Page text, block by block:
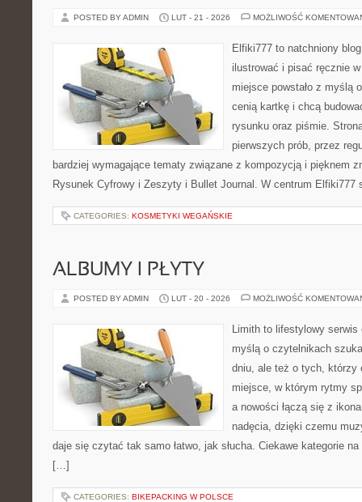
POSTED BY ADMIN LUT - 21 - 2026 MOŻLIWOŚĆ
Elfiki777 to natchniony
ilustrować i pisać ręcznie
miejsce powstało z myślą
cenią kartkę i chcą
rysunku oraz piśmie.
pierwszych prób, przez
bardziej wymagające tematy związane z kompozycją i pięknem
Rysunek Cyfrowy i Zeszyty i Bullet Journal. W centrum
CATEGORIES: KOSMETYKI WEGAŃSKIE
ALBUMY I PŁYTY
POSTED BY ADMIN LUT - 20 - 2026 MOŻLIWOŚĆ
Limith to lifestylowy
myślą o czytelnikach
dniu, ale też o tych, którzy
miejsce, w którym rytmy
a nowości łączą się z
nadęcia, dzięki czemu
daje się czytać tak samo łatwo, jak słucha. Ciekawe kategorie
[…]
CATEGORIES: BIKEPACKING W POLSCE